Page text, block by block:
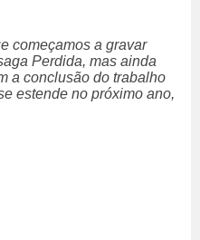
começamos a gravar
Perdida, mas ainda
a conclusão do trabalho
estende no próximo ano,